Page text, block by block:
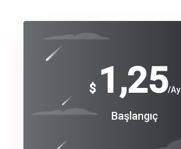
$ 1,25/Ay
Başlangıç
Free
Basic